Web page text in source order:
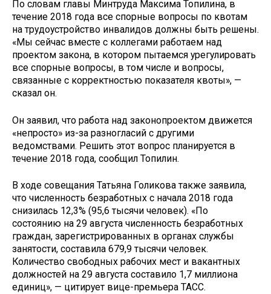
По словам главы Минтруда Максима Топилина, в
течение 2018 года все спорные вопросы по квотам
на трудоустройство инвалидов должны быть решены.
«Мы сейчас вместе с коллегами работаем над
проектом закона, в котором пытаемся урегулировать
все спорные вопросы, в том числе и вопросы,
связанные с корректностью показателя квоты», —
сказал он.
Он заявил, что работа над законопроектом движется
«непросто» из-за разногласий с другими
ведомствами. Решить этот вопрос планируется в
течение 2018 года, сообщил Топилин.
В ходе совещания Татьяна Голикова также заявила,
что численность безработных с начала 2018 года
снизилась 12,3% (95,6 тысячи человек). «По
состоянию на 29 августа численность безработных
граждан, зарегистрированных в органах службы
занятости, составила 679,9 тысячи человек.
Количество свободных рабочих мест и вакантных
должностей на 29 августа составило 1,7 миллиона
единиц», — цитирует вице-премьера ТАСС.